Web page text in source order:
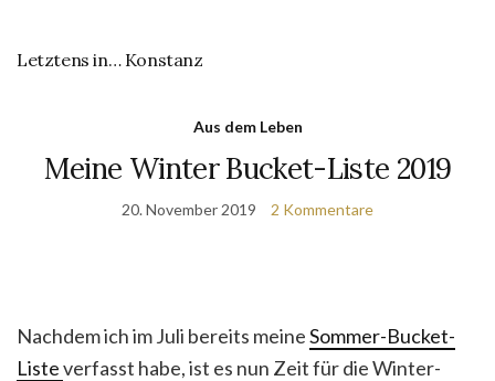
Letztens in… Konstanz
Aus dem Leben
Meine Winter Bucket-Liste 2019
20. November 2019 2 Kommentare
Nachdem ich im Juli bereits meineSommer-Bucket-
Listeverfasst habe, ist es nun Zeit für die Winter-